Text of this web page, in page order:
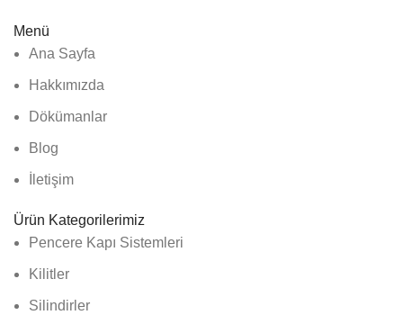
Menü
Ana Sayfa
Hakkımızda
Dökümanlar
Blog
İletişim
Ürün Kategorilerimiz
Pencere Kapı Sistemleri
Kilitler
Silindirler